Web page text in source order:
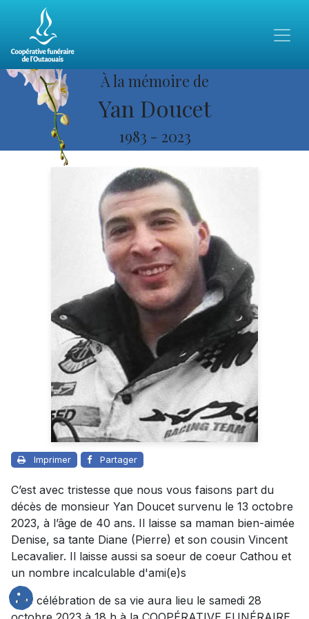
À la mémoire de
Yan Doucet
1983 - 2023
Imprimer Partager
C’est avec tristesse que nous vous faisons part du
décès de monsieur Yan Doucet survenu le 13 octobre
2023, à l’âge de 40 ans. Il laisse sa maman bien-aimée
Denise, sa tante Diane (Pierre) et son cousin Vincent
Lecavalier. Il laisse aussi sa soeur de coeur Cathou et
un nombre incalculable d'ami(e)s
Une célébration de sa vie aura lieu le samedi 28